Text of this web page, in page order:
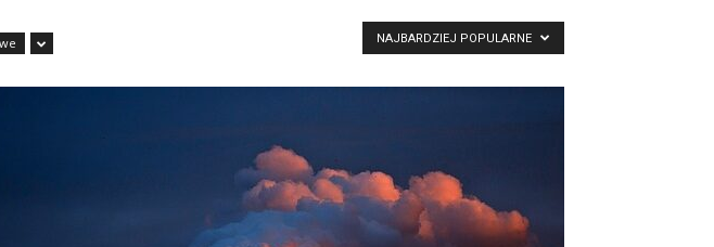
NAJBARDZIEJ POPULARNE